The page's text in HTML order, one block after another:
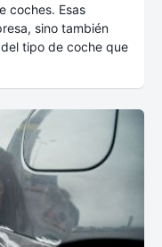
coches. Esas
sino también
tipo de coche que